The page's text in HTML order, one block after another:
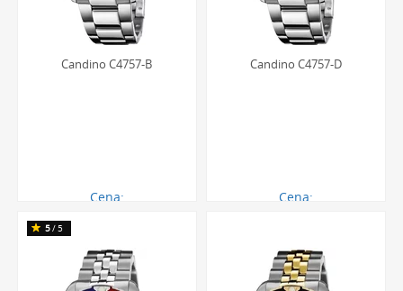
Candino C4757-B
Cena:
Candino C4757-D
Cena:
5/5